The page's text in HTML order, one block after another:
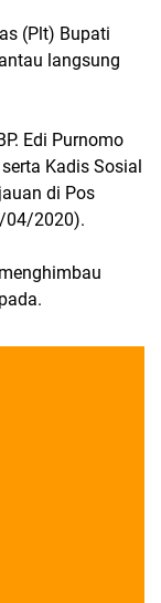
(Plt) Bupati
langsung
Edi Purnomo
Kadis Sosial
di Pos
04/2020).